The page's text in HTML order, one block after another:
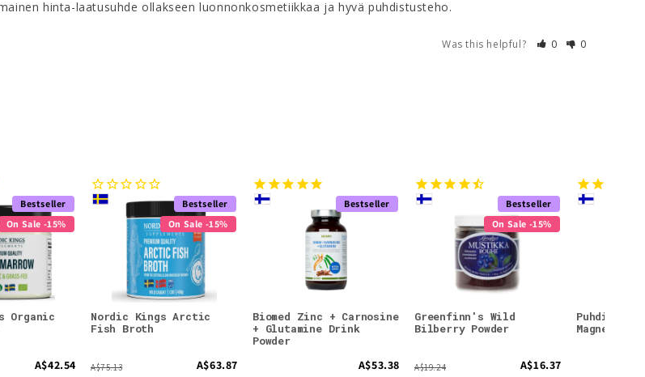
hinta-laatusuhde ollakseen luonnonkosmetiikkaa ja hyvä puhdistusteho.
Was this helpful? 0 0
Bestseller
On Sale -15%
Organic
A$42.54
Bestseller
On Sale -15%
Nordic Kings Arctic
Fish Broth
A$75.13 A$63.87
Bestseller
Biomed Zinc + Carnosine
+ Glutamine Drink
Powder
A$53.38
Bestseller
On Sale -15%
Greenfinn's Wild
Bilberry Powder
A$19.24 A$16.37
Magnesium